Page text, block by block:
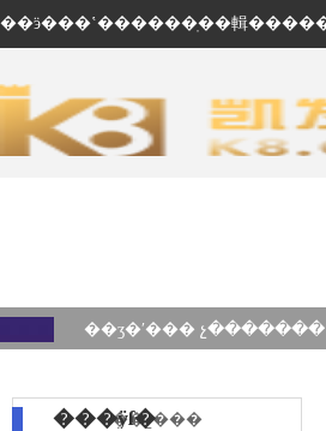
��ʒ�ʹ��� չ�������
���ÿſ���˾���